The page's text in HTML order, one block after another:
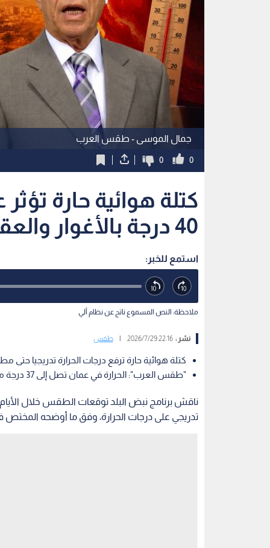
جمال الموسى - طقس العرب
0
0
كتلة هوائية حارة تؤثر
40 درجة بالأغوار والعقبة
استمع للخبر:
ملاحظة: النص المسموع ناتج عن نظام آلي
نشر :22:16 2026/7/29 طقس
كتلة هوائية حارة ترفع درجات الحرارة تدريجيا حتى
"طقس العرب": الحرارة في عمان تصل إلى 37 درجة مئوية، وتتجاوز 42 درجة في الأغوار والعقبة.
ناقش برنامج نبض البلد توقعات الطقس خلال الأيام
تدريجي على درجات الحرارة، وفق ما أوضحه